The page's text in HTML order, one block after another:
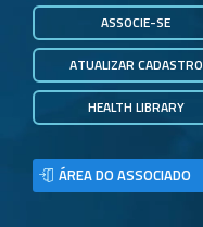
ASSOCIE-SE
ATUALIZAR CADASTRO
HEALTH LIBRARY
ÁREA DO ASSOCIADO